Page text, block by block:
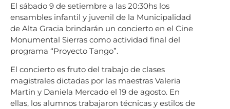
El sábado 9 de setiembre a las 20:30hs los
ensambles infantil y juvenil de la Municipalidad
de Alta Gracia brindarán un concierto en el Cine
Monumental Sierras como actividad final del
programa “Proyecto Tango”.
El concierto es fruto del trabajo de clases
magistrales dictadas por las maestras Valeria
Martin y Daniela Mercado el 19 de agosto. En
ellas, los alumnos trabajaron técnicas y estilos de